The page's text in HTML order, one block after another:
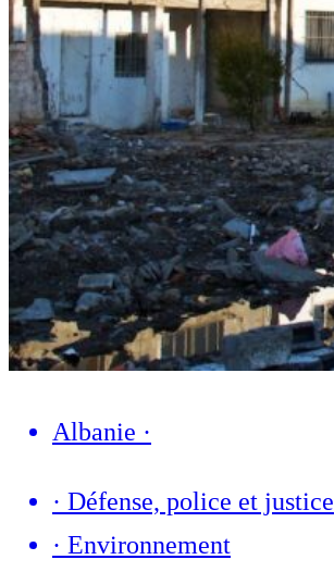
Albanie ·
· Défense, police et justice
· Environnement